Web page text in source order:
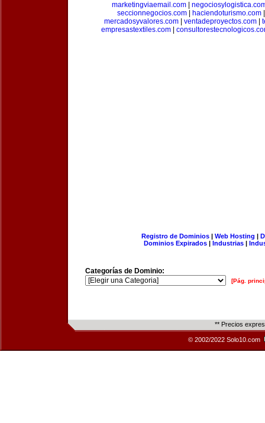
marketingviaemail.com|
seccionnegocios.com
haciendoturismo.com
mercadosyvalores.com| ventadeproyectos.com|
empresastextiles.com|
Registro de Dominios| Web Hosting |
Dominios Expirados | Industrias |
Categorías de Dominio:
[Pág.
** Precios
© 2002/2022 Solo10.com